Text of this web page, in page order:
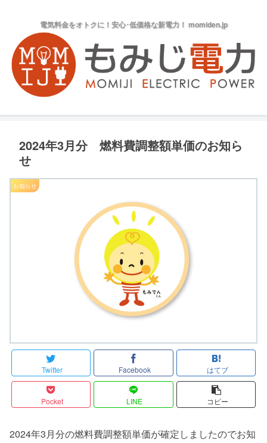
電気料金をオトクに！安心･低価格な新電力！ momiden.jp
2024年3月分 燃料費調整額単価のお知ら
せ
お知らせ
Twitter Facebook はてブ
Pocket LINE コピー
2024年3月分の燃料費調整額単価が確定しましたのでお知